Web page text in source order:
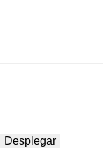
Desplegar